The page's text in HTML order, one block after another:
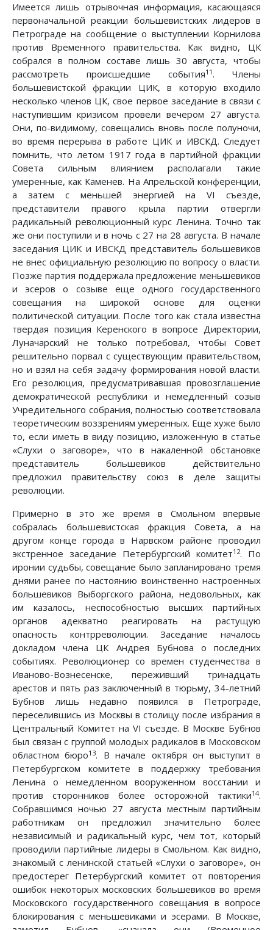
Имеется лишь отрывочная информация, касающаяся
первоначальной реакции большевистских лидеров в
Петрограде на сообщение о выступлении Корнилова
против Временного правительства. Как видно, ЦК
собрался в полном составе лишь 30 августа, чтобы
рассмотреть происшедшие события11. Члены
большевистской фракции ЦИК, в которую входило
несколько членов ЦК, свое первое заседание в связи с
наступившим кризисом провели вечером 27 августа.
Они, по-видимому, совещались вновь после полуночи,
во время перерыва в работе ЦИК и ИВСКД. Следует
помнить, что летом 1917 года в партийной фракции
Совета сильным влиянием располагали такие
умеренные, как Каменев. На Апрельской конференции,
а затем с меньшей энергией на VI съезде,
представители правого крыла партии отвергли
радикальный революционный курс Ленина. Точно так
же они поступили и в ночь с 27 на 28 августа. В начале
заседания ЦИК и ИВСКД представитель большевиков
не внес официальную резолюцию по вопросу о власти.
Позже партия поддержала предложение меньшевиков
и эсеров о созыве еще одного государственного
совещания на широкой основе для оценки
политической ситуации. После того как стала известна
твердая позиция Керенского в вопросе Директории,
Луначарский не только потребовал, чтобы Совет
решительно порвал с существующим правительством,
но и взял на себя задачу формирования новой власти.
Его резолюция, предусматривавшая провозглашение
демократической республики и немедленный созыв
Учредительного собрания, полностью соответствовала
теоретическим воззрениям умеренных. Еще хуже было
то, если иметь в виду позицию, изложенную в статье
«Слухи о заговоре», что в накаленной обстановке
представитель большевиков действительно
предложил правительству союз в деле защиты
революции.
Примерно в это же время в Смольном впервые
собралась большевистская фракция Совета, а на
другом конце города в Нарвском районе проводил
экстренное заседание Петербургский комитет12. По
иронии судьбы, совещание было запланировано тремя
днями ранее по настоянию воинственно настроенных
большевиков Выборгского района, недовольных, как
им казалось, неспособностью высших партийных
органов адекватно реагировать на растущую
опасность контрреволюции. Заседание началось
докладом члена ЦК Андрея Бубнова о последних
событиях. Революционер со времен студенчества в
Иваново-Вознесенске, переживший тринадцать
арестов и пять раз заключенный в тюрьму, 34-летний
Бубнов лишь недавно появился в Петрограде,
переселившись из Москвы в столицу после избрания в
Центральный Комитет на VI съезде. В Москве Бубнов
был связан с группой молодых радикалов в Московском
областном бюро13. В начале октября он выступит в
Петербургском комитете в поддержку требования
Ленина о немедленном вооруженном восстании и
против сторонников более осторожной тактики14.
Собравшимся ночью 27 августа местным партийным
работникам он предложил значительно более
независимый и радикальный курс, чем тот, который
проводили партийные лидеры в Смольном. Как видно,
знакомый с ленинской статьей «Слухи о заговоре», он
предостерег Петербургский комитет от повторения
ошибок некоторых московских большевиков во время
Московского государственного совещания в вопросе
блокирования с меньшевиками и эсерами. В Москве,